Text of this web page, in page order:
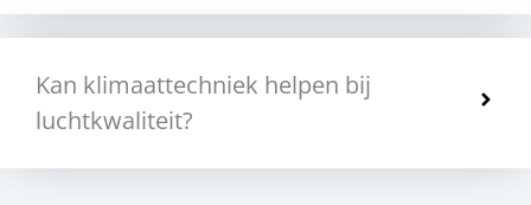
Kan klimaattechniek helpen bij
luchtkwaliteit?